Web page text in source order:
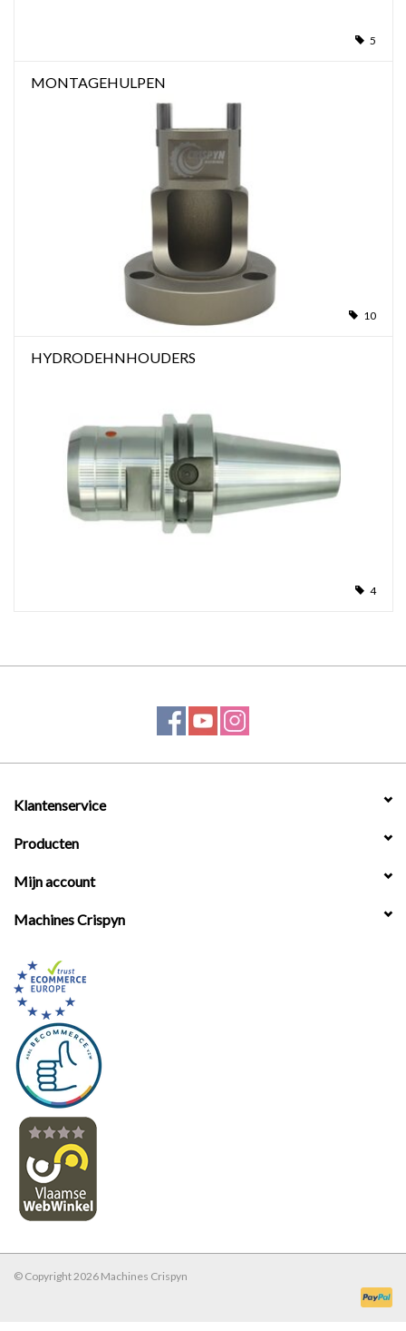
5
MONTAGEHULPEN
10
HYDRODEHNHOUDERS
4
Klantenservice
Producten
Mijn account
Machines Crispyn
© Copyright 2026 Machines Crispyn